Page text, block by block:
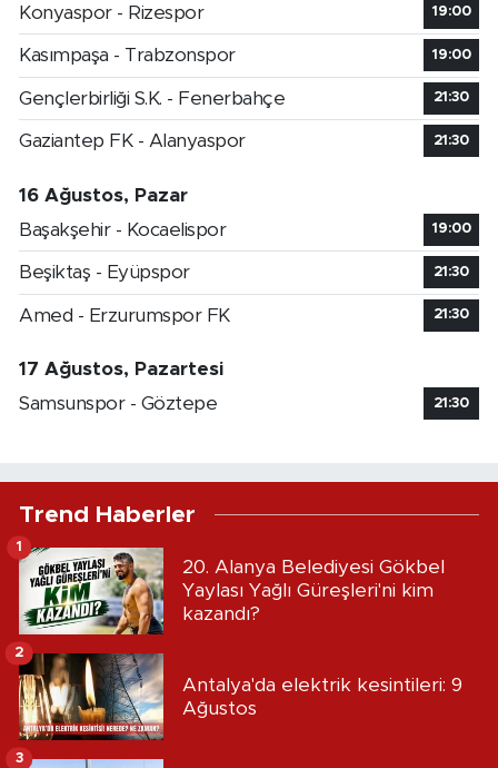
Konyaspor - Rizespor
19:00
Kasımpaşa - Trabzonspor 19:00
Gençlerbirliği S.K. - Fenerbahçe 21:30
Gaziantep FK - Alanyaspor 21:30
16 Ağustos, Pazar
Başakşehir - Kocaelispor
19:00
Beşiktaş - Eyüpspor 21:30
Amed - Erzurumspor FK 21:30
17 Ağustos, Pazartesi
Samsunspor - Göztepe
21:30
Trend Haberler
20. Alanya Belediyesi Gökbel
Yaylası Yağlı Güreşleri'ni kim
kazandı?
1
Antalya'da elektrik kesintileri: 9
Ağustos
2
3